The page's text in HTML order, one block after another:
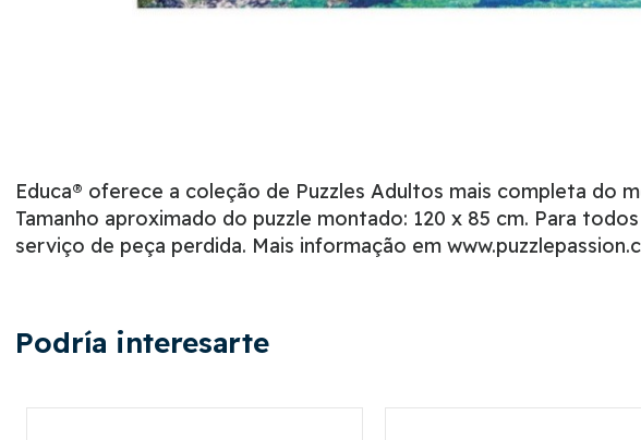
Educa® oferece a coleção de Puzzles Adultos mais completa do
Tamanho aproximado do puzzle montado: 120 x 85 cm. Para
serviço de peça perdida. Mais informação em
Podría interesarte